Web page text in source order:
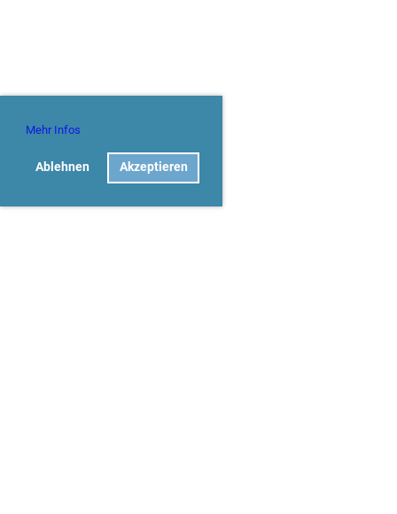
Mehr Infos
Ablehnen Akzeptieren